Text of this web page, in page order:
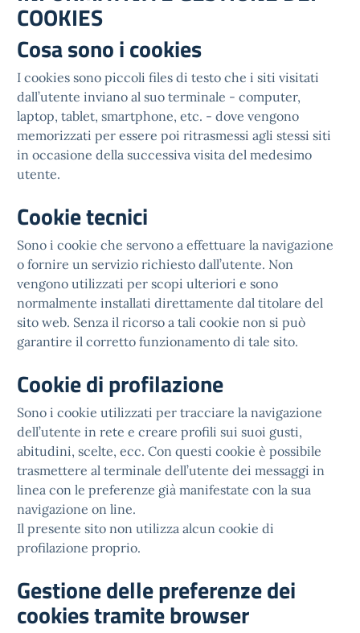
COOKIES
Cosa sono i cookies
I cookies sono piccoli files di testo che i siti visitati
dall’utente inviano al suo terminale - computer,
laptop, tablet, smartphone, etc. - dove vengono
memorizzati per essere poi ritrasmessi agli stessi siti
in occasione della successiva visita del medesimo
utente.
Cookie tecnici
Sono i cookie che servono a effettuare la navigazione
o fornire un servizio richiesto dall’utente. Non
vengono utilizzati per scopi ulteriori e sono
normalmente installati direttamente dal titolare del
sito web. Senza il ricorso a tali cookie non si può
garantire il corretto funzionamento di tale sito.
Cookie di profilazione
Sono i cookie utilizzati per tracciare la navigazione
dell’utente in rete e creare profili sui suoi gusti,
abitudini, scelte, ecc. Con questi cookie è possibile
trasmettere al terminale dell’utente dei messaggi in
linea con le preferenze già manifestate con la sua
navigazione on line.
Il presente sito non utilizza alcun cookie di
profilazione proprio.
Gestione delle preferenze dei
cookies tramite browser